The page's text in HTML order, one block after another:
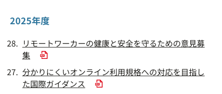
2025年度
リモートワーカーの健康と安全を守るための意見募
集
分かりにくいオンライン利用規格への対応を目指し
た国際ガイダンス